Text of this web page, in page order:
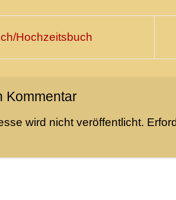
Hochzeitsbuch
Kommentar
wird nicht veröffentlicht.